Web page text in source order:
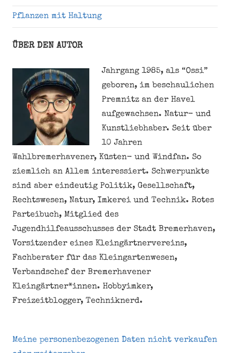
Pflanzen mit Haltung
ÜBER DEN AUTOR
Jahrgang 1985, als “Ossi”
geboren, im beschaulichen
Premnitz an der Havel
aufgewachsen. Natur- und
Kunstliebhaber. Seit über
10 Jahren
Wahlbremerhavener, Küsten- und Windfan. So
ziemlich an Allem interessiert. Schwerpunkte
sind aber eindeutig Politik, Gesellschaft,
Rechtswesen, Natur, Imkerei und Technik. Rotes
Parteibuch, Mitglied des
Jugendhilfeausschusses der Stadt Bremerhaven,
Vorsitzender eines Kleingärtnervereins,
Fachberater für das Kleingartenwesen,
Verbandschef der Bremerhavener
Kleingärtner*innen. Hobbyimker,
Freizeitblogger, Techniknerd.
Meine personenbezogenen Daten nicht verkaufen